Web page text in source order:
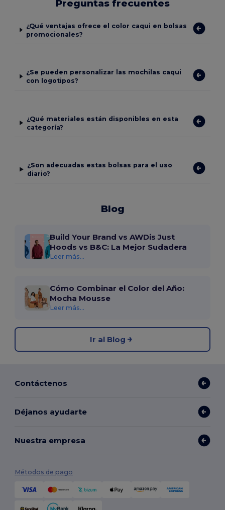
Preguntas frecuentes
¿Qué ventajas ofrece el color caqui en bolsas
promocionales?
¿Se pueden personalizar las mochilas caqui
con logotipos?
¿Qué materiales están disponibles en esta
categoría?
¿Son adecuadas estas bolsas para el uso
diario?
Blog
Build Your Brand vs AWDis Just
Hoods vs B&C: La Mejor Sudadera
Leer más...
Cómo Combinar el Color del Año:
Mocha Mousse
Leer más...
Ir al Blog
Contáctenos
Déjanos ayudarte
Nuestra empresa
Métodos de pago